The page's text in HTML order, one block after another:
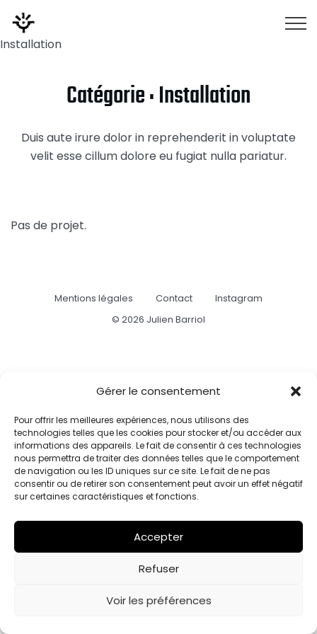
Gérer le consentement
Pour offrir les meilleures expériences, nous utilisons des
technologies telles que les cookies pour stocker et/ou accéder aux
informations des appareils. Le fait de consentir à ces technologies
nous permettra de traiter des données telles que le comportement
de navigation ou les ID uniques sur ce site. Le fait de ne pas
consentir ou de retirer son consentement peut avoir un effet négatif
sur certaines caractéristiques et fonctions.
Accepter
Refuser
Voir les préférences
Installation
Catégorie :Installation
Duis aute irure dolor in reprehenderit in voluptate
velit esse cillum dolore eu fugiat nulla pariatur.
Pas de projet.
Mentions légales Contact
Instagram
© 2026 Julien Barriol